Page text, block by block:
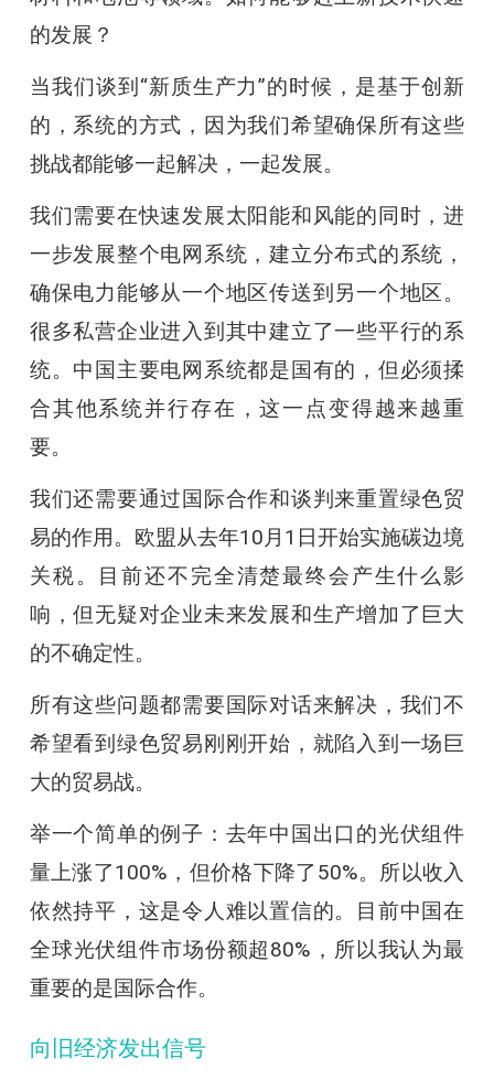
的发展？
当我们谈到“新质生产力”的时候，是基于创新
的，系统的方式，因为我们希望确保所有这些
挑战都能够一起解决，一起发展。
我们需要在快速发展太阳能和风能的同时，进
一步发展整个电网系统，建立分布式的系统，
确保电力能够从一个地区传送到另一个地区。
很多私营企业进入到其中建立了一些平行的系
统。中国主要电网系统都是国有的，但必须揉
合其他系统并行存在，这一点变得越来越重
要。
我们还需要通过国际合作和谈判来重置绿色贸
易的作用。欧盟从去年10月1日开始实施碳边境
关税。目前还不完全清楚最终会产生什么影
响，但无疑对企业未来发展和生产增加了巨大
的不确定性。
所有这些问题都需要国际对话来解决，我们不
希望看到绿色贸易刚刚开始，就陷入到一场巨
大的贸易战。
举一个简单的例子：去年中国出口的光伏组件
量上涨了100%，但价格下降了50%。所以收入
依然持平，这是令人难以置信的。目前中国在
全球光伏组件市场份额超80%，所以我认为最
重要的是国际合作。
向旧经济发出信号